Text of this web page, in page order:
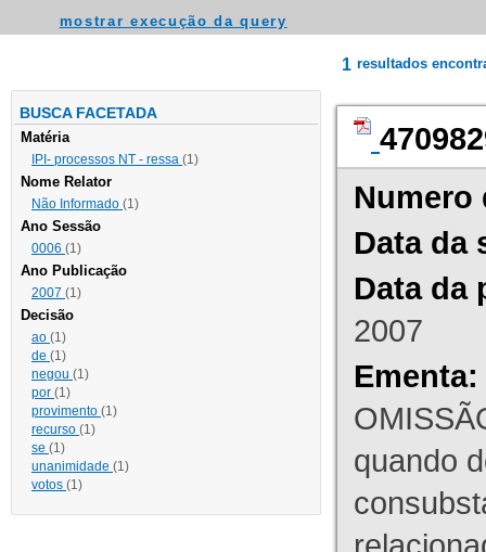
mostrar execução da query
BUSCA FACETADA
Matéria
IPI- processos NT - ressa (1)
Nome Relator
Não Informado (1)
Ano Sessão
0006 (1)
Ano Publicação
2007 (1)
Decisão
ao (1)
de (1)
negou (1)
por (1)
provimento (1)
recurso (1)
se (1)
unanimidade (1)
votos (1)
1 resultados
Numero
Data da
Data da
2007
Ementa:
quando